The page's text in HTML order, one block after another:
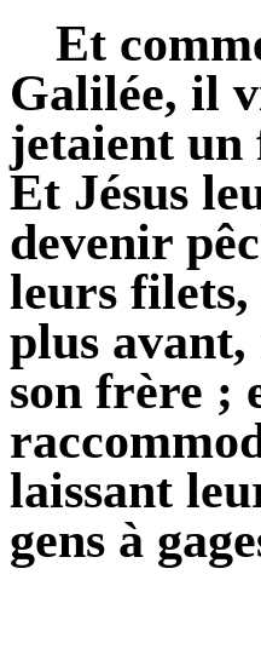
Et
Galilée, il
jetaient un
Et Jésus
devenir
leurs
plus avant,
son frère ;
laissant
gens à